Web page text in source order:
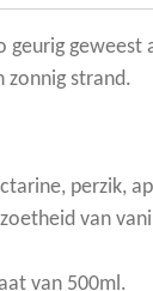
geurig geweest
zonnig strand.
perzik,
van
van 500ml.